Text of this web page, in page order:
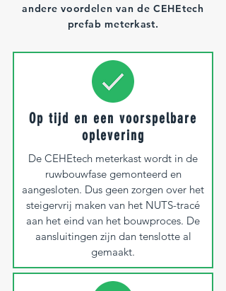
andere voordelen van de CEHEtech
prefab meterkast.
De CEHEtech meterkast wordt in de
ruwbouwfase gemonteerd en
aangesloten. Dus geen zorgen over het
steigervrij maken van het NUTS-tracé
aan het eind van het bouwproces. De
aansluitingen zijn dan tenslotte al
gemaakt.
Op tijd en een voorspelbare
oplevering